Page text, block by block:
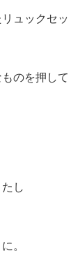
ュックセッ
のを押して
し
。